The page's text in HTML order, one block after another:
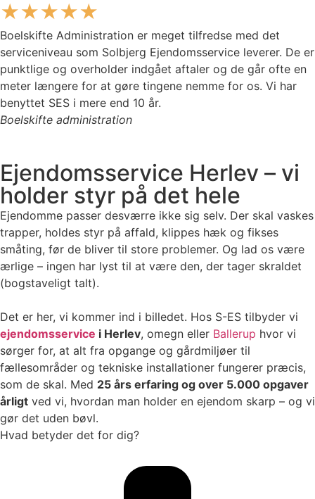
★★★★★
Boelskifte Administration er meget tilfredse med det
serviceniveau som Solbjerg Ejendomsservice leverer. De er
punktlige og overholder indgået aftaler og de går ofte en
meter længere for at gøre tingene nemme for os. Vi har
benyttet SES i mere end 10 år.
Boelskifte administration
Ejendomsservice Herlev – vi
holder styr på det hele
Ejendomme passer desværre ikke sig selv. Der skal vaskes
trapper, holdes styr på affald, klippes hæk og fikses
småting, før de bliver til store problemer. Og lad os være
ærlige – ingen har lyst til at være den, der tager skraldet
(bogstaveligt talt).
Det er her, vi kommer ind i billedet. Hos S-ES tilbyder vi
ejendomsservice i Herlev, omegn eller Ballerup hvor vi
sørger for, at alt fra opgange og gårdmiljøer til
fællesområder og tekniske installationer fungerer præcis,
som de skal. Med 25 års erfaring og over 5.000 opgaver
årligt ved vi, hvordan man holder en ejendom skarp – og vi
gør det uden bøvl.
Hvad betyder det for dig?